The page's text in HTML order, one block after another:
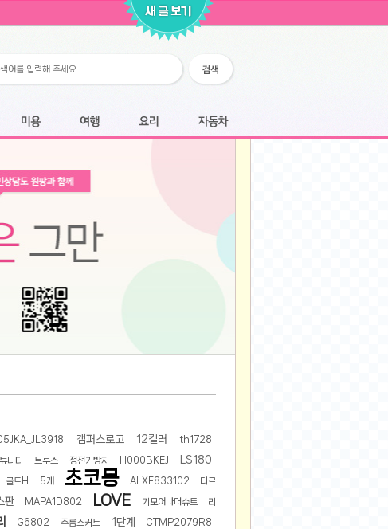
캠퍼스로고 12컬러 th1728
니티 트루스 정전기방지 H000BKEJ LS180
골드H 5개 초코몽 ALXF833102 다르
판 MAPA1D802 LOVE 기모어나더슈트 리
G6802 주름스커트 1단계 CTMP2079R8
2026-02-25
2026-02-12
2026-02-06
2026-01-28
2026-01-07
2025-11-12
2025-11-12
2025-09-05
2025-08-20
2025-06-27
2025-05-17
2025-05-17
2025-05-16
2025-05-07